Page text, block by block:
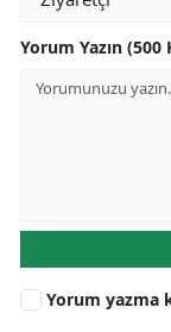
Yorum Yazın
Yorum yazma